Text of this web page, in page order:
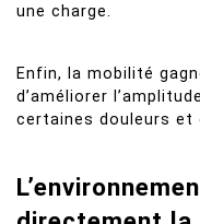
une charge.
Enfin, la mobilité
d’améliorer
certaines douleurs et